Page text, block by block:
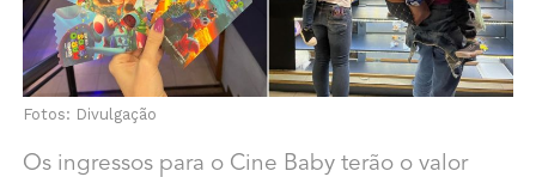
Fotos: Divulgação
Os ingressos para o Cine Baby terão o valor